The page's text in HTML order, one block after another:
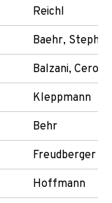
Reichl
Baehr, Stephan
Balzani, Ceroni
Kleppmann
Behr
Freudberger
Hoffmann